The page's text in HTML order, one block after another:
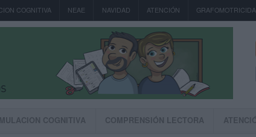
COGNITIVA NEAE NAVIDAD ATENCIÓN
COGNITIVA COMPRENSIÓN LECTORA